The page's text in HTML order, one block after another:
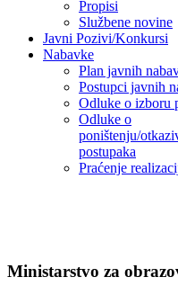
Propisi
Službene novine
Javni Pozivi/Konkursi
Nabavke
Plan javnih
Postupci javnih
Odluke o izboru
Odluke o
poništenju/
postupaka
Praćenje
Ministarstvo za